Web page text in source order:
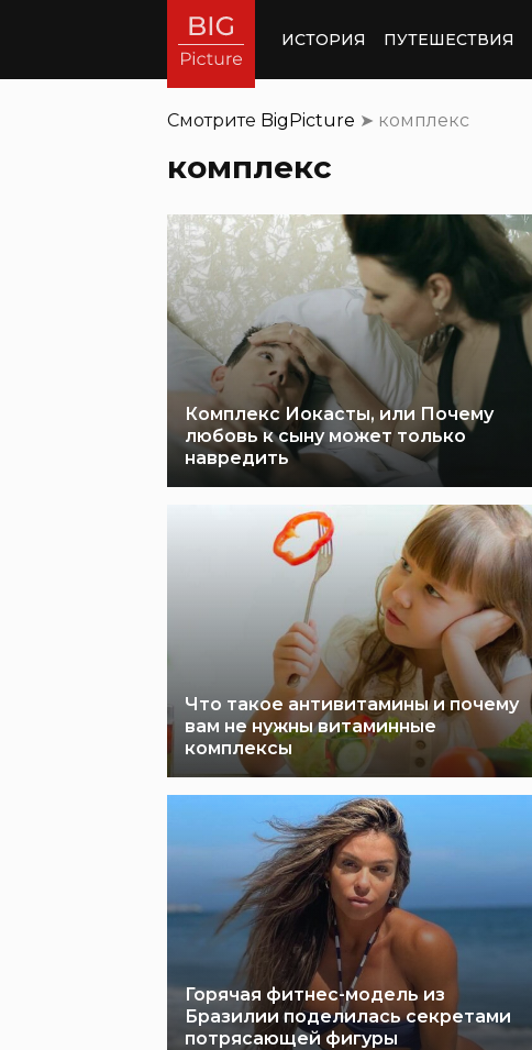
ИСТОРИЯ ПУТЕШЕСТВИЯ
Смотрите BigPicture ➤ комплекс
комплекс
Комплекс Иокасты, или Почему
любовь к сыну может только
навредить
Что такое антивитамины и почему
вам не нужны витаминные
комплексы
Горячая фитнес-модель из
Бразилии поделилась секретами
потрясающей фигуры